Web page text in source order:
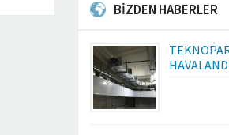
BİZDEN HABERLER